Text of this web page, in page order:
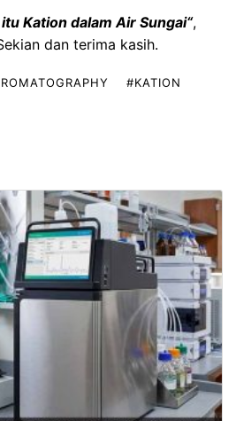
Kation dalam Air Sungai“,
dan terima kasih.
#KATION